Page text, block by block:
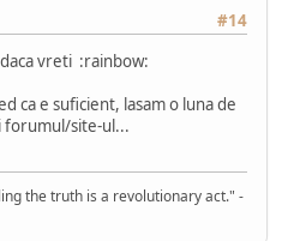
#14
vreti :rainbow:
ca e suficient, lasam o luna de
forumul/site-ul...
the truth is a revolutionary act." -